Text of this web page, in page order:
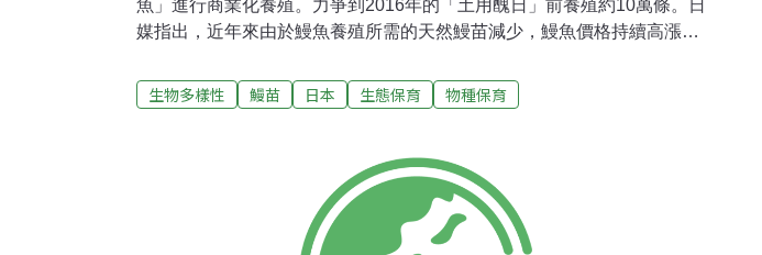
魚」進行商業化養殖。力爭到2016年的「土用醜日」前養殖約10萬條。日
媒指出，近年來由於鰻魚養殖所需的天然鰻苗減少，鰻魚價格持續高漲。
者會的該公司社長牧原博文表示：「已經打造出能讓更多消費者品嘗鯰魚
的方式」，表達了對今後推廣有關商品的期待。該業務由牧原養鰻成立的
長。此前，近畿大學對餌料及水質管理進行反復實驗，成功開發出沒有土
腥味又與鰻魚口感相似的鯰魚品種。有路等將為養殖提供技術支援。
生物多樣性 鰻苗 日本 生態保育 物種保育